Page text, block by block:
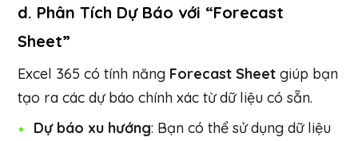
d. Phân Tích Dự Báo với “Forecast
Sheet”
Excel 365 có tính năng Forecast Sheet giúp bạn
tạo ra các dự báo chính xác từ dữ liệu có sẵn.
Dự báo xu hướng: Bạn có thể sử dụng dữ liệu